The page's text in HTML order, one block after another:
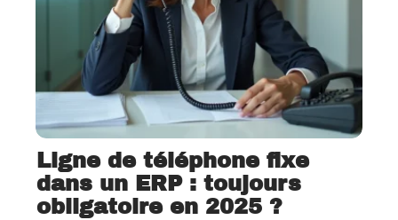
Ligne de téléphone fixe
dans un ERP : toujours
obligatoire en 2025 ?